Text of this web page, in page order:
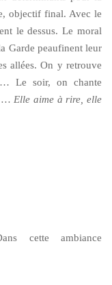
objectif final. Avec le
le dessus. Le moral
Garde peaufinent leur
allées. On y retrouve
Le soir, on chante
… Elle aime à rire, elle
cette ambiance